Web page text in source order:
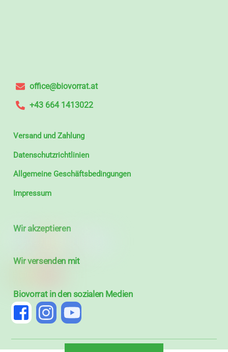
office@biovorrat.at
+43 664 1413022
Versand und Zahlung
Datenschutzrichtlinien
Allgemeine Geschäftsbedingungen
Impressum
Wir akzeptieren
Wir versenden mit
Biovorrat in den sozialen Medien